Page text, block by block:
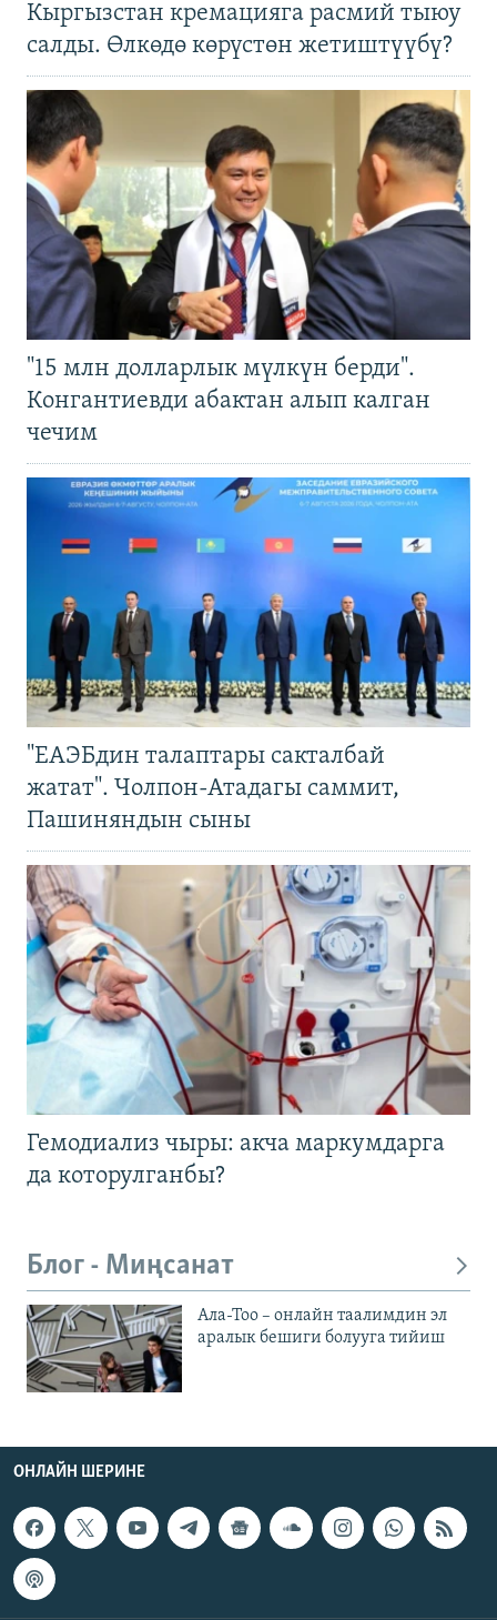
Кыргызстан кремацияга расмий тыюу
салды. Өлкөдө көрүстөн жетиштүүбү?
"15 млн долларлык мүлкүн берди".
Конгантиевди абактан алып калган
чечим
"ЕАЭБдин талаптары сакталбай
жатат". Чолпон-Атадагы саммит,
Пашиняндын сыны
Гемодиализ чыры: акча маркумдарга
да которулганбы?
Блог - Миңсанат
Ала-Тоо – онлайн таалимдин эл
аралык бешиги болууга тийиш
ОНЛАЙН ШЕРИНЕ